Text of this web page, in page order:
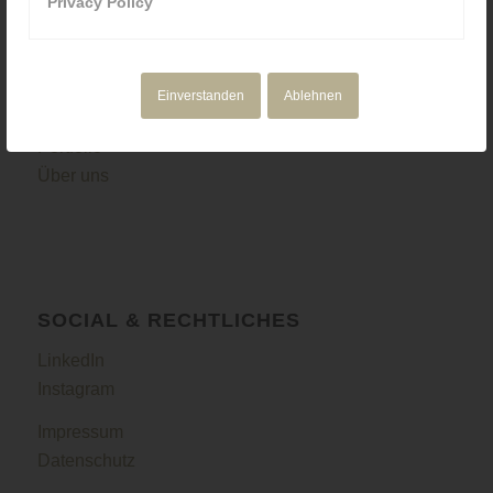
Einverstanden Ablehnen
Corporate Media
Portfolio
SOCIAL & RECHTLICHES